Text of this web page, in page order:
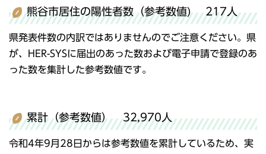
熊谷市居住の陽性者数（参考数値) 217人
県発表件数の内訳ではありませんのでご注意ください。県
が、HER-SYSに届出のあった数および電子申請で登録のあ
った数を集計した参考数値です。
累計（参考数値） 32,970人
令和4年9月28日からは参考数値を累計しているため、実